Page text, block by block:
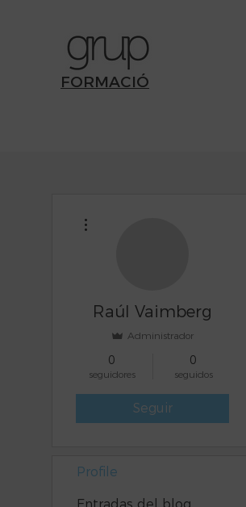
FORMACIÓ
Raúl Vaimberg
Administrador
0
seguidores
0
seguidos
Seguir
Profile